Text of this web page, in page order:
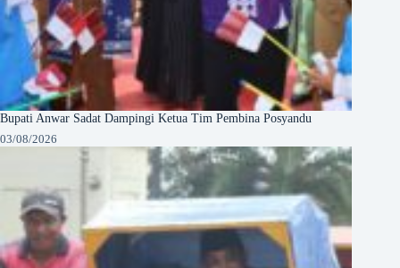
Bupati Anwar Sadat Dampingi Ketua Tim Pembina Posyandu
03/08/2026